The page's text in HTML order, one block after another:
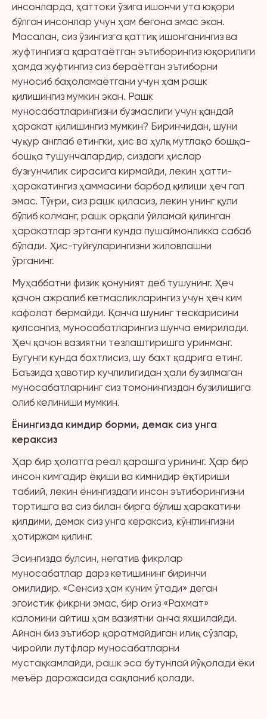
инсонларда, ҳаттоки ўзига ишончи ута юқори
бўлган инсонлар учун ҳам бегона эмас экан.
Масалан, сиз ўзингизга қаттиқ ишонганингиз ва
жуфтингизга қаратаётган эътиборингиз юқорилиги
ҳамда жуфтингиз сиз бераётган эътиборни
муносиб баҳоламаётгани учун ҳам рашк
қилишингиз мумкин экан. Рашк
муносабатларингизни бузмаслиги учун қандай
ҳаракат қилишингиз мумкин? Биринчидан, шуни
чуқур англаб етингки, ҳис ва ҳулқ мутлақо бошқа-
бошқа тушунчалардир, сиздаги ҳислар
бузғунчилик сирасига кирмайди, лекин ҳатти-
ҳаракатингиз ҳаммасини барбод қилиши ҳеч гап
эмас. Тўғри, сиз рашк қиласиз, лекин унинг қули
бўлиб колманг, рашк орқали ўйламай қилинган
ҳаракатлар эртанги кунда пушаймонликка сабаб
бўлади. Ҳис-туйғуларингизни жиловлашни
ўрганинг.
Муҳаббатни физик қонуният деб тушунинг. Ҳеч
қачон ажралиб кетмасликларингиз учун ҳеч ким
кафолат бермайди. Қанча шунинг тескарисини
қилсангиз, муносабатларингиз шунча емирилади.
Ҳеч қачон вазиятни тезлаштиришга уринманг.
Бугунги кунда бахтлисиз, шу бахт қадрига етинг.
Баъзида ҳавотир кучлилигидан ҳали бузилмаган
муносабатларнинг сиз томонингиздан бузилишига
олиб келиниши мумкин.
Ёнингизда кимдир борми, демак сиз унга
кераксиз
Ҳар бир ҳолатга реал қарашга урининг. Ҳар бир
инсон кимгадир ёқиши ва кимнидир ёқтириши
табиий, лекин ёнингиздаги инсон эътиборингизни
тортишга ва сиз билан бирга бўлиш ҳаракатини
қилдими, демак сиз унга кераксиз, кўнглингизни
ҳотиржам қилинг.
Эсингизда булсин, негатив фикрлар
муносабатлар дарз кетишининг биринчи
омилидир. «Сенсиз ҳам куним ўтади» деган
эгоистик фикрни эмас, бир оғиз «Рахмат»
каломини айтиш ҳам вазиятни анча яхшилайди.
Айнан биз эътибор қаратмайдиган илиқ сўзлар,
чиройли лутфлар муносабатларни
мустақкамлайди, рашк эса бутунлай йўқолади ёки
меъёр даражасида сақланиб қолади.